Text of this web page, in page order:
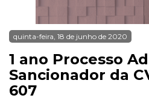
quinta-feira, 18 de junho de 2020
1 ano Processo
Sancionador da
607